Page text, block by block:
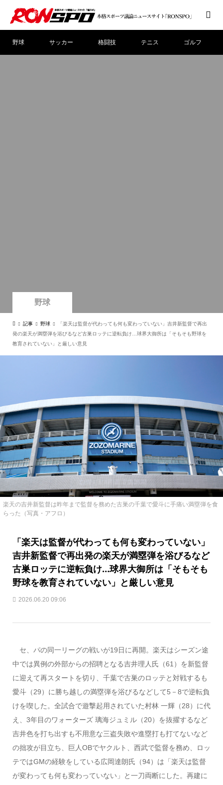
野球 サッカー 格闘技 テニス ゴルフ
野球
記事 野球
「楽天は監督が代わっても何も変わっていない」吉井新監督で再出
発の楽天が満塁弾を浴びるなど古巣ロッテに逆転負け…球界大御所は「そもそも野球を
教育されていない」と厳しい意見
楽天の吉井新監督は昨年まで監督を務めた古巣の千葉で愛斗に手痛い満塁弾を食
らった（写真・アフロ）
「楽天は監督が代わっても何も変わっていない」
吉井新監督で再出発の楽天が満塁弾を浴びるなど
古巣ロッテに逆転負け…球界大御所は「そもそも
野球を教育されていない」と厳しい意見
2026.06.20 09:06
セ、パの同一リーグの戦いが19日に再開。楽天はシーズン途
中では異例の外部からの招聘となる吉井理人氏（61）を新監督
に迎えて再スタートを切り、千葉で古巣のロッテと対戦するも
愛斗（29）に勝ち越しの満塁弾を浴びるなどして5－8で逆転負
けを喫した。全試合で遊撃起用されていた村林 一輝（28）に代
え、3年目のワォーターズ 璃海ジュミル（20）を抜擢するなど
吉井色を打ち出すも不用意な三盗失敗や進塁打も打てないなど
の拙攻が目立ち、巨人OBでヤクルト、西武で監督を務め、ロッ
テではGMの経験をしている広岡達朗氏（94）は「楽天は監督
が変わっても何も変わっていない」と一刀両断にした。再建に